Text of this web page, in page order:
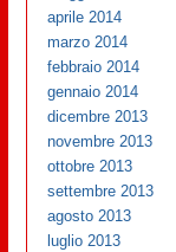
aprile 2014
marzo 2014
febbraio 2014
gennaio 2014
dicembre 2013
novembre 2013
ottobre 2013
settembre 2013
agosto 2013
luglio 2013